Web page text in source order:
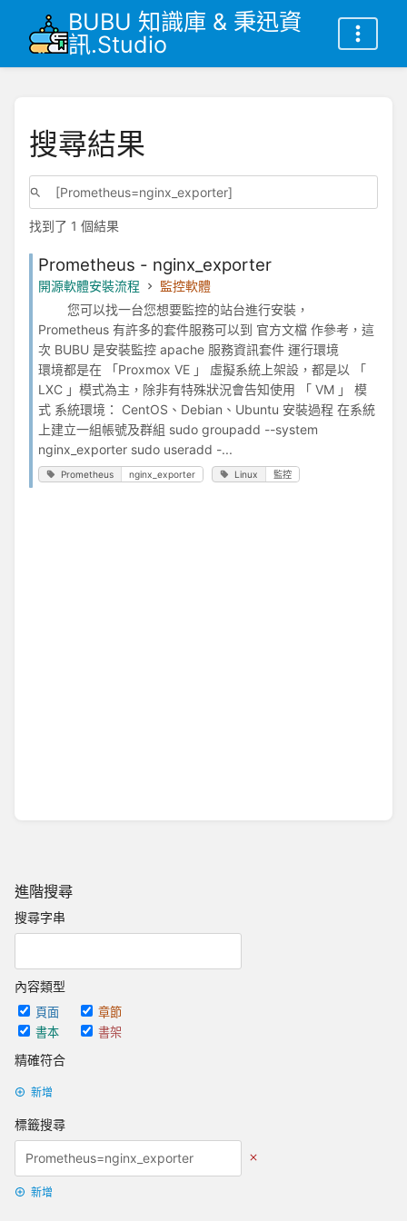
BUBU 知識庫 & 秉迅資
訊.Studio
進階搜尋
搜尋字串
內容類型
頁面
章節
書本
書架
精確符合
新增
標籤搜尋
新增
搜尋結果
找到了 1 個結果
Prometheus - nginx_exporter
開源軟體安裝流程
監控軟體
您可以找一台您想要監控的站台進行安裝，
Prometheus 有許多的套件服務可以到 官方文檔 作參考，這
次 BUBU 是安裝監控 apache 服務資訊套件 運行環境
環境都是在 「Proxmox VE 」 虛擬系統上架設，都是以 「
LXC 」模式為主，除非有特殊狀況會告知使用 「 VM 」 模
式 系統環境： CentOS、Debian、Ubuntu 安裝過程 在系統
上建立一組帳號及群組 sudo groupadd --system
nginx_exporter sudo useradd -...
Prometheus nginx_exporter Linux 監控